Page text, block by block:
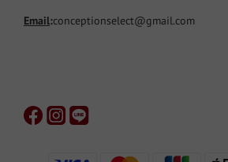
Email:conceptionselect@gmail.com